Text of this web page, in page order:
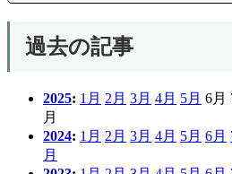
過去の記事
2025: 1月 2月 3月 4月 5月 6月
月
2024: 1月 2月 3月 4月 5月 6月
月